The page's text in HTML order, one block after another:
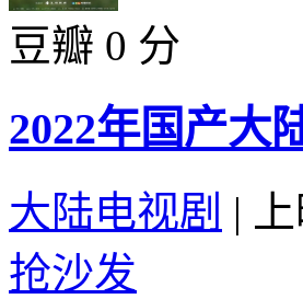
豆瓣 0 分
2022年国产大
大陆电视剧 |
抢沙发